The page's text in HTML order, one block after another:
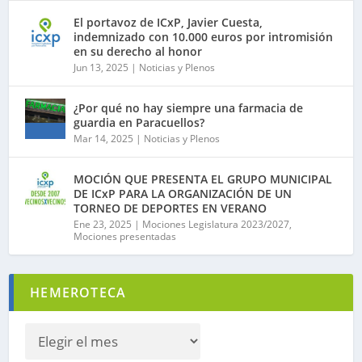
El portavoz de ICxP, Javier Cuesta,
indemnizado con 10.000 euros por intromisión
en su derecho al honor
Jun 13, 2025 | Noticias y Plenos
¿Por qué no hay siempre una farmacia de
guardia en Paracuellos?
Mar 14, 2025 | Noticias y Plenos
MOCIÓN QUE PRESENTA EL GRUPO MUNICIPAL
DE ICxP PARA LA ORGANIZACIÓN DE UN
TORNEO DE DEPORTES EN VERANO
Ene 23, 2025 | Mociones Legislatura 2023/2027,
Mociones presentadas
HEMEROTECA